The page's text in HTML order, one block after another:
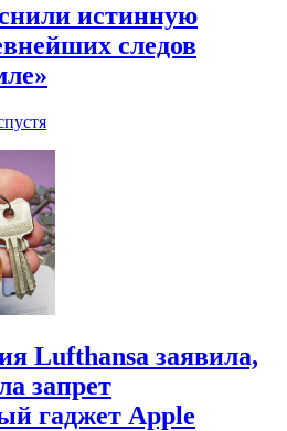
истинную
следов
Lufthansa заявила,
запрет
гаджет Apple